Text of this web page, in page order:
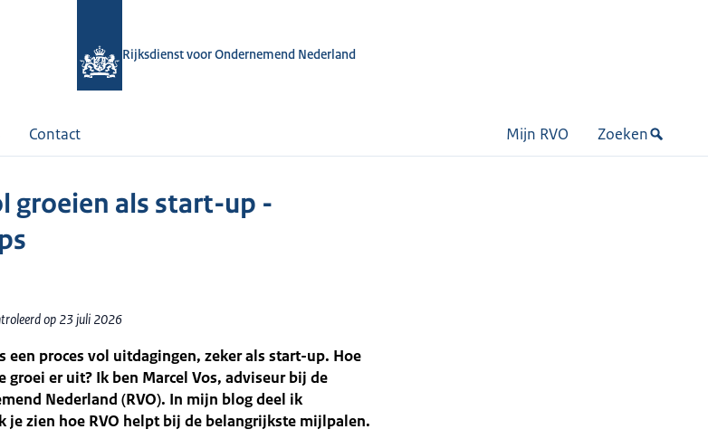
Rijksdienst voor Ondernemend Nederland
Contact Mijn RVO Zoeken
groeien als start-up -
op 23 juli 2026
een proces vol uitdagingen, zeker als start-up. Hoe
groei er uit? Ik ben Marcel Vos, adviseur bij de
Nederland (RVO). In mijn blog deel ik
je zien hoe RVO helpt bij de belangrijkste mijlpalen.